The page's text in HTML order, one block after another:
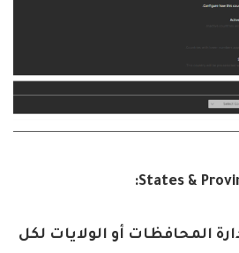
States &
المحافظات أو الولايات لكل